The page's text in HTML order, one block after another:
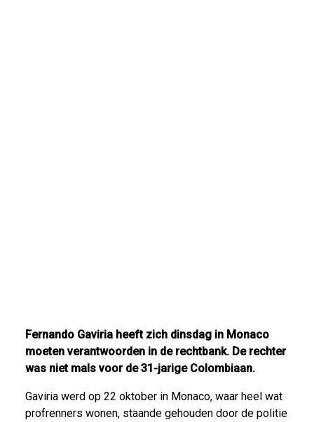
Fernando Gaviria heeft zich dinsdag in Monaco
moeten verantwoorden in de rechtbank. De rechter
was niet mals voor de 31-jarige Colombiaan.
Gaviria werd op 22 oktober in Monaco, waar heel wat
profrenners wonen, staande gehouden door de politie